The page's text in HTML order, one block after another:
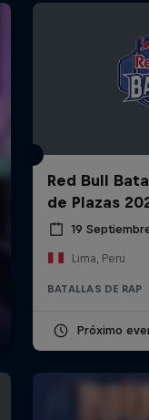
Red Bull
de Plazas
19
Lima, Peru
BATALLAS DE RAP
Próximo